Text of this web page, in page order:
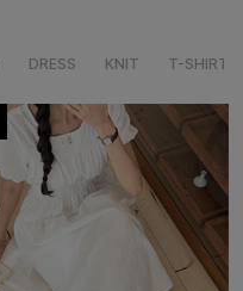
DRESS KNIT T-SHIRT